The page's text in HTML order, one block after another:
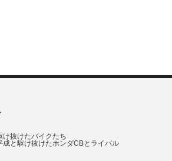
け抜けたバイクたち
成と駆け抜けたホンダCBとライバル